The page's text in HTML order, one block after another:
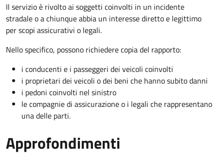
Il servizio è rivolto ai soggetti coinvolti in un incidente
stradale o a chiunque abbia un interesse diretto e legittimo
per scopi assicurativi o legali.
Nello specifico, possono richiedere copia del rapporto:
i conducenti e i passeggeri dei veicoli coinvolti
i proprietari dei veicoli o dei beni che hanno subito danni
i pedoni coinvolti nel sinistro
le compagnie di assicurazione o i legali che rappresentano
una delle parti.
Approfondimenti